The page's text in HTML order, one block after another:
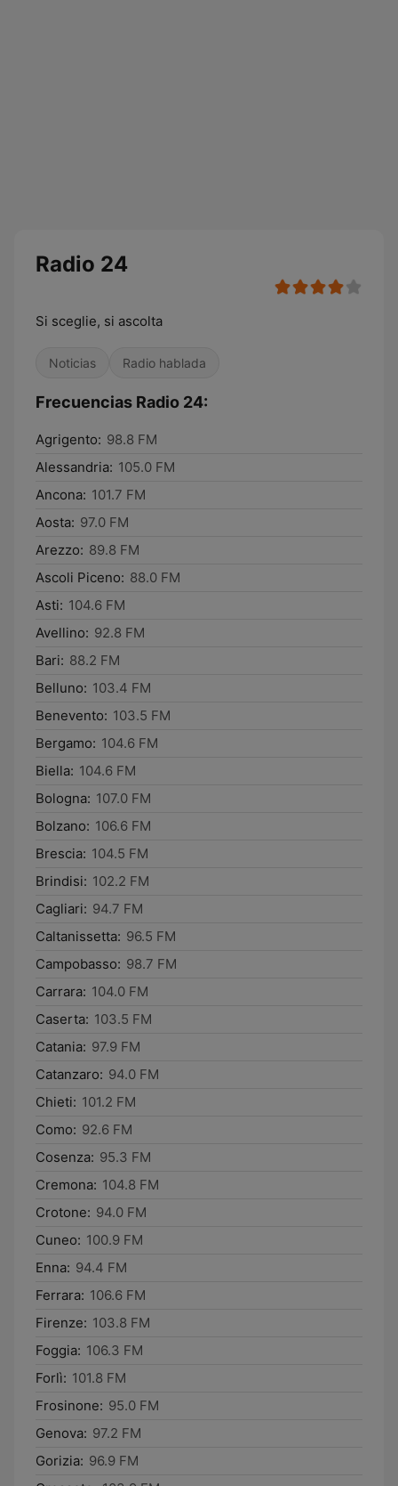
Radio 24
Si sceglie, si ascolta
Noticias Radio hablada
Frecuencias Radio 24:
Agrigento: 98.8 FM
Alessandria: 105.0 FM
Ancona: 101.7 FM
Aosta: 97.0 FM
Arezzo: 89.8 FM
Ascoli Piceno: 88.0 FM
Asti: 104.6 FM
Avellino: 92.8 FM
Bari: 88.2 FM
Belluno: 103.4 FM
Benevento: 103.5 FM
Bergamo: 104.6 FM
Biella: 104.6 FM
Bologna: 107.0 FM
Bolzano: 106.6 FM
Brescia: 104.5 FM
Brindisi: 102.2 FM
Cagliari: 94.7 FM
Caltanissetta: 96.5 FM
Campobasso: 98.7 FM
Carrara: 104.0 FM
Caserta: 103.5 FM
Catania: 97.9 FM
Catanzaro: 94.0 FM
Chieti: 101.2 FM
Como: 92.6 FM
Cosenza: 95.3 FM
Cremona: 104.8 FM
Crotone: 94.0 FM
Cuneo: 100.9 FM
Enna: 94.4 FM
Ferrara: 106.6 FM
Firenze: 103.8 FM
Foggia: 106.3 FM
Forlì: 101.8 FM
Frosinone: 95.0 FM
Genova: 97.2 FM
Gorizia: 96.9 FM